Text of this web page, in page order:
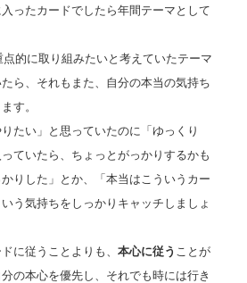
ったカードでしたら年間テーマとして
的に取り組みたいと考えていたテーマ
ら、それもまた、自分の本当の気持ち
す。
たい」と思っていたのに「ゆっくり
ていたら、ちょっとがっかりするかも
りした」とか、「本当はこういうカー
う気持ちをしっかりキャッチしましょ
に従うことよりも、 本心に従う ことが
の本心を優先し、それでも時には行き